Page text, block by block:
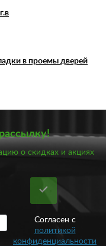
в проемы дверей
о скидках и акциях
Согласен с
политикой
конфиденциальности